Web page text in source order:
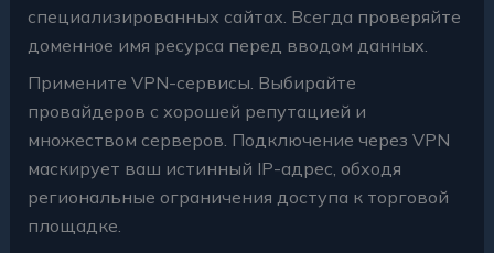
специализированных сайтах. Всегда проверяйте
доменное имя ресурса перед вводом данных.
Примените VPN-сервисы. Выбирайте
провайдеров с хорошей репутацией и
множеством серверов. Подключение через VPN
маскирует ваш истинный IP-адрес, обходя
региональные ограничения доступа к торговой
площадке.